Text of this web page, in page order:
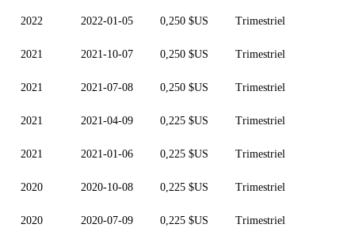
2022 2022-01-05 0,250 $US Trimestriel
2021 2021-10-07 0,250 $US Trimestriel
2021 2021-07-08 0,250 $US Trimestriel
2021 2021-04-09 0,225 $US Trimestriel
2021 2021-01-06 0,225 $US Trimestriel
2020 2020-10-08 0,225 $US Trimestriel
2020 2020-07-09 0,225 $US Trimestriel